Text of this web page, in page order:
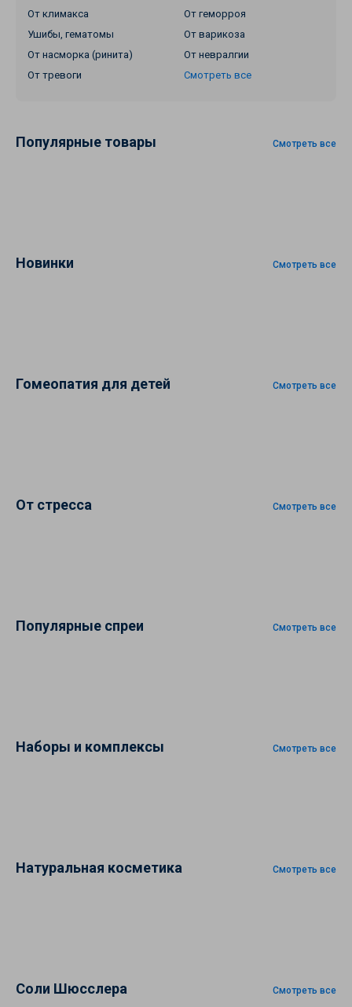
От климакса
От геморроя
Ушибы, гематомы
От варикоза
От насморка (ринита)
От невралгии
От тревоги
Смотреть все
Популярные товары Смотреть все
Новинки Смотреть все
Гомеопатия для детей Смотреть все
От стресса Смотреть все
Популярные спреи Смотреть все
Наборы и комплексы Смотреть все
Натуральная косметика Смотреть все
Соли Шюсслера Смотреть все